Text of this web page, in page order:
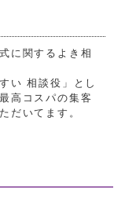
に関するよき相
い 相談役」とし
高コスパの集客
だいてます。